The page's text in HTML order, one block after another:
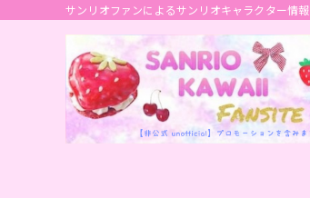
サンリオファンによるサンリオキャラクター情報